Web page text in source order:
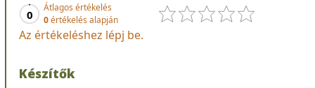
0
Átlagos értékelés
0értékelés alapján
Az értékeléshez lépj be.
Készítők